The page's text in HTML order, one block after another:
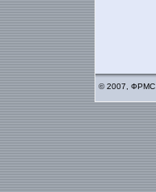
© 2007, ФРМС